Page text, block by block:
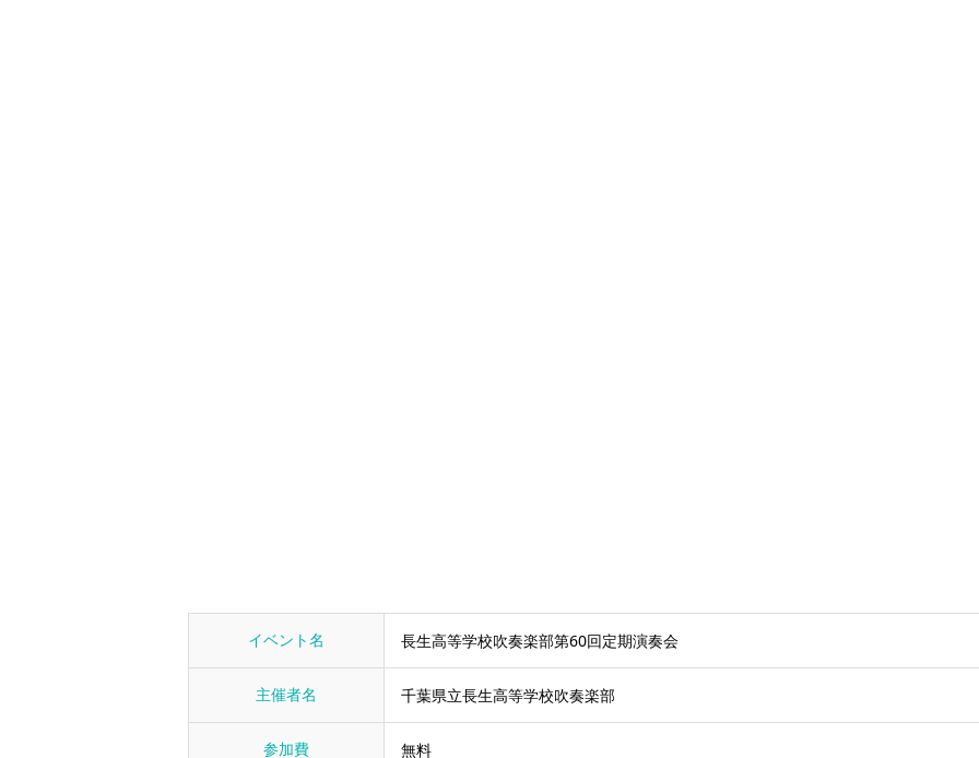
イベント名 長生高等学校吹奏楽部第60回定期演奏会
主催者名 千葉県立長生高等学校吹奏楽部
参加費 無料